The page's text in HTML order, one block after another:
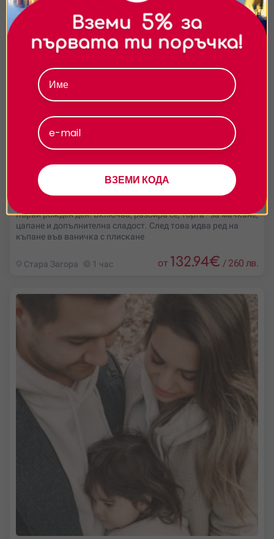
Най-забавната фотосесия – Cake Smash and
Splash – Стара Загора
първи рожден ден! Включва, разбира се, торта - за мачкане,
цапане и допълнителна сладост. След това идва ред на
къпане във ваничка с плискане
Стара Загора 1 час от 132.94€ / 260 лв.
ВЗЕМИ КОДА
всички бисквитки, да откажете всички или да
изберете предпочитания.За повече информация
относно начина, по който обработваме вашите
поверителност.